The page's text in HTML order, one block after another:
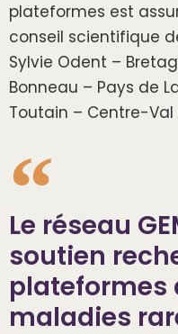
plateformes est
conseil scientifique de
Sylvie Odent –
Bonneau – Pays de
Toutain – Centre-Val
Le réseau
soutien
plateformes
maladies